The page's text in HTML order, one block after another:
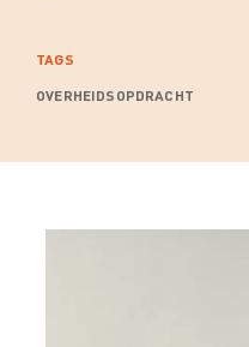
TAGS
OVERHEIDSOPDRACHT